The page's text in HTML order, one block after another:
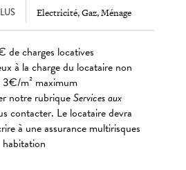
Electricité, Gaz, Ménage
de charges locatives
à la charge du locataire non
3€/m² maximum
notre rubriqueServices aux
contacter. Le locataire devra
à une assurance multirisques
habitation